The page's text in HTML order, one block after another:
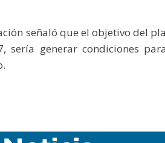
señaló que el objetivo del
generar condiciones